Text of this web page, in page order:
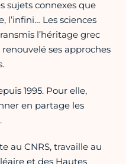
sujets connexes que
l’infini… Les sciences
l’héritage grec
ses approches
1995. Pour elle,
en partage les
au CNRS, travaille au
et des Hautes